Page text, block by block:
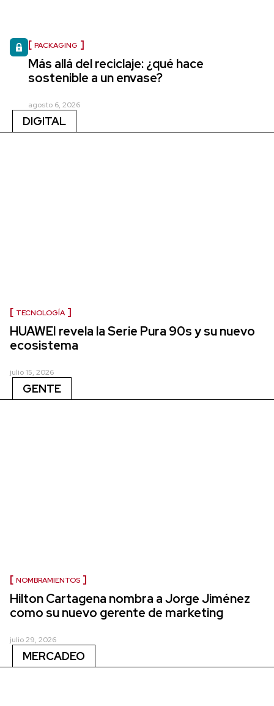
PACKAGING
Más allá del reciclaje: ¿qué hace
sostenible a un envase?
agosto 6, 2026
DIGITAL
TECNOLOGÍA
HUAWEI revela la Serie Pura 90s y su nuevo
ecosistema
julio 15, 2026
GENTE
NOMBRAMIENTOS
Hilton Cartagena nombra a Jorge Jiménez
como su nuevo gerente de marketing
julio 29, 2026
MERCADEO